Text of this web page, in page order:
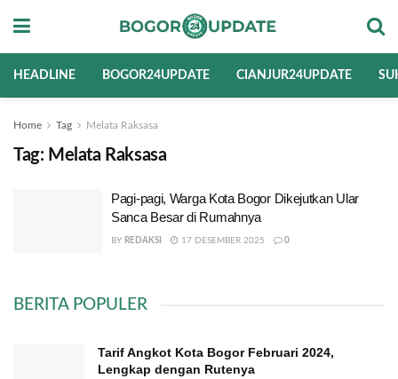
HEADLINE BOGOR24UPDATE CIANJUR24UPDATE
Home Tag Melata Raksasa
Tag: Melata Raksasa
Pagi-pagi, Warga Kota Bogor Dikejutkan Ular
Sanca Besar di Rumahnya
BY REDAKSI 17 DESEMBER 2025 0
BERITA POPULER
Tarif Angkot Kota Bogor Februari 2024,
Lengkap dengan Rutenya